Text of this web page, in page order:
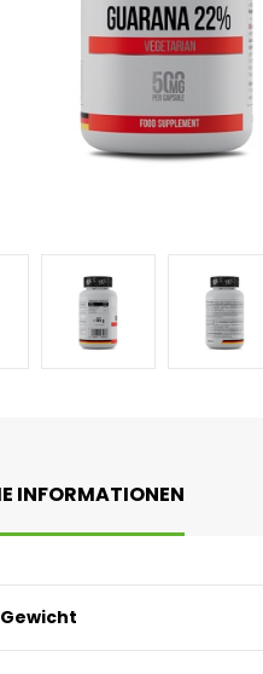
INFORMATIONEN
Gewicht